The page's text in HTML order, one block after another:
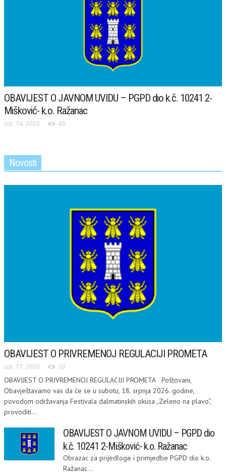
OBAVIJEST O JAVNOM UVIDU – PGPD dio k.č. 10241 2-
Mišković- k.o. Ražanac
srp. 14, 2026 48
Novosti
OBAVIJEST O PRIVREMENOJ REGULACIJI PROMETA
srp. 17, 2026 50
OBAVIJEST O PRIVREMENOJ REGULACIJI PROMETA Poštovani,
Obavještavamo vas da će se u subotu, 18. srpnja 2026. godine,
povodom održavanja Festivala dalmatinskih okusa „Zeleno na plavo“,
provoditi...
OBAVIJEST O JAVNOM UVIDU – PGPD dio
k.č. 10241 2-Mišković- k.o. Ražanac
Obrazac za prijedloge i primjedbe PGPD dio k.o.
Ražanac...